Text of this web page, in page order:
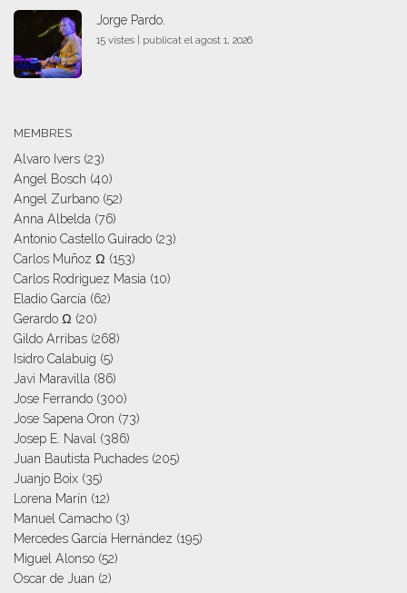
Jorge Pardo.
15 vistes | publicat el agost 1, 2026
MEMBRES
Alvaro Ivers (23)
Angel Bosch (40)
Angel Zurbano (52)
Anna Albelda (76)
Antonio Castello Guirado (23)
Carlos Muñoz Ω (153)
Carlos Rodriguez Masia (10)
Eladio García (62)
Gerardo Ω (20)
Gildo Arribas (268)
Isidro Calabuig (5)
Javi Maravilla (86)
Jose Ferrando (300)
Jose Sapena Oron (73)
Josep E. Naval (386)
Juan Bautista Puchades (205)
Juanjo Boix (35)
Lorena Marín (12)
Manuel Camacho (3)
Mercedes García Hernández (195)
Miguel Alonso (52)
Oscar de Juan (2)